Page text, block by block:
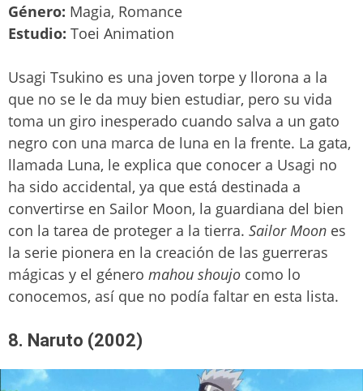
Género: Magia, Romance
Estudio: Toei Animation
Usagi Tsukino es una joven torpe y llorona a la
que no se le da muy bien estudiar, pero su vida
toma un giro inesperado cuando salva a un gato
negro con una marca de luna en la frente. La gata,
llamada Luna, le explica que conocer a Usagi no
ha sido accidental, ya que está destinada a
convertirse en Sailor Moon, la guardiana del bien
con la tarea de proteger a la tierra. Sailor Moon es
la serie pionera en la creación de las guerreras
mágicas y el género mahou shoujo como lo
conocemos, así que no podía faltar en esta lista.
8. Naruto (2002)